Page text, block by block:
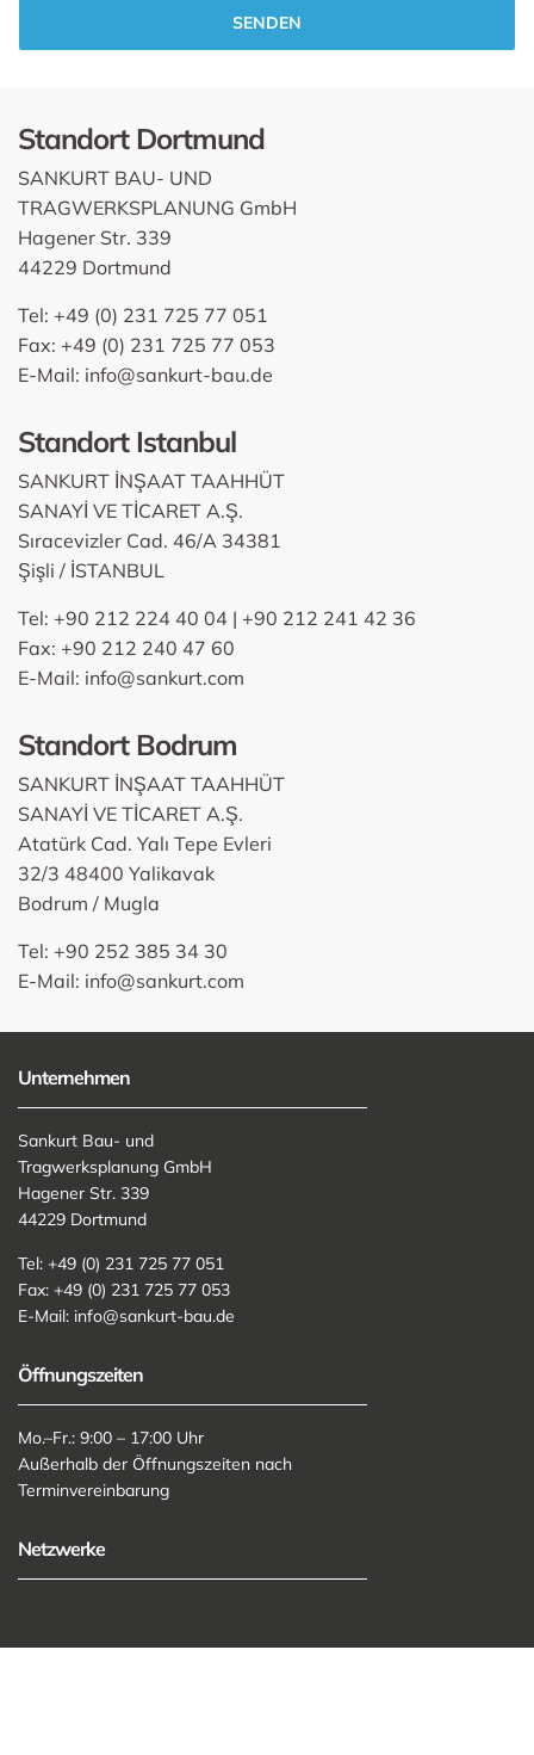
Standort Dortmund
SANKURT BAU- UND
TRAGWERKSPLANUNG GmbH
Hagener Str. 339
44229 Dortmund
Tel: +49 (0) 231 725 77 051
Fax: +49 (0) 231 725 77 053
E-Mail: info@sankurt-bau.de
Standort Istanbul
SANKURT İNŞAAT TAAHHÜT
SANAYİ VE TİCARET A.Ş.
Sıracevizler Cad. 46/A 34381
Şişli / İSTANBUL
Tel: +90 212 224 40 04 | +90 212 241 42 36
Fax: +90 212 240 47 60
E-Mail: info@sankurt.com
Standort Bodrum
SANKURT İNŞAAT TAAHHÜT
SANAYİ VE TİCARET A.Ş.
Atatürk Cad. Yalı Tepe Evleri
32/3 48400 Yalikavak
Bodrum / Mugla
Tel: +90 252 385 34 30
E-Mail: info@sankurt.com
Unternehmen
Sankurt Bau- und
Tragwerksplanung GmbH
Hagener Str. 339
44229 Dortmund
Tel: +49 (0) 231 725 77 051
Fax: +49 (0) 231 725 77 053
E-Mail: info@sankurt-bau.de
Öffnungszeiten
Mo.–Fr.: 9:00 – 17:00 Uhr
Außerhalb der Öffnungszeiten nach
Terminvereinbarung
Netzwerke